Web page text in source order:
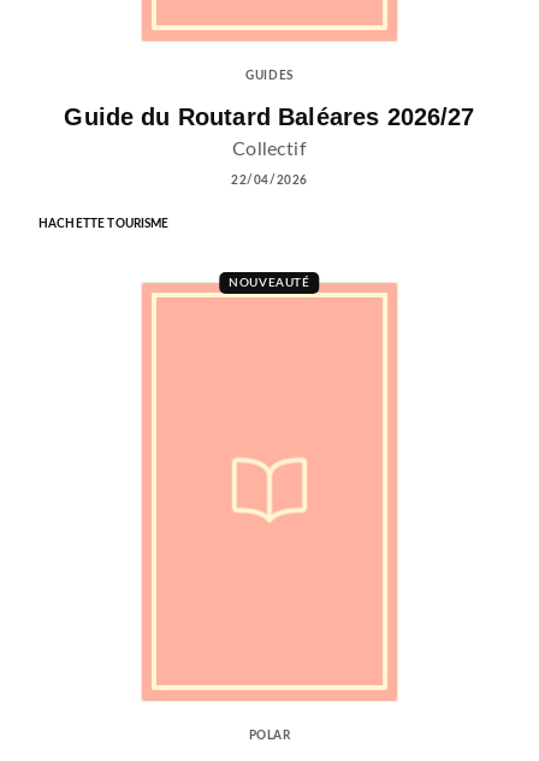
GUIDES
Guide du Routard Baléares 2026/27
Collectif
22/04/2026
HACHETTE TOURISME
NOUVEAUTÉ
POLAR